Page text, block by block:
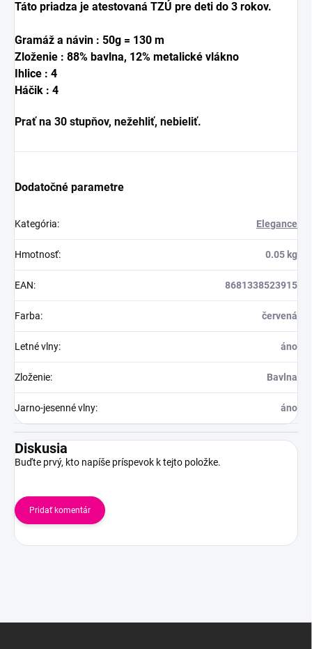
Táto priadza je atestovaná TZÚ pre deti do 3 rokov.
Gramáž a návin : 50g = 130 m
Zloženie : 88% bavlna, 12% metalické vlákno
Ihlice : 4
Háčik : 4
Prať na 30 stupňov, nežehliť, nebieliť.
Dodatočné parametre
Kategória: Elegance
Hmotnosť: 0.05 kg
EAN: 8681338523915
Farba: červená
Letné vlny: áno
Zloženie: Bavlna
Jarno-jesenné vlny: áno
Diskusia
Buďte prvý, kto napíše príspevok k tejto položke.
Pridať komentár